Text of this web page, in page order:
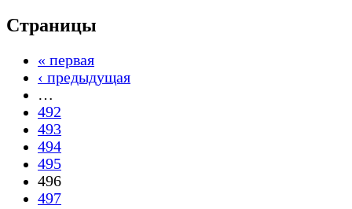
Страницы
« первая
‹ предыдущая
…
492
493
494
495
496
497